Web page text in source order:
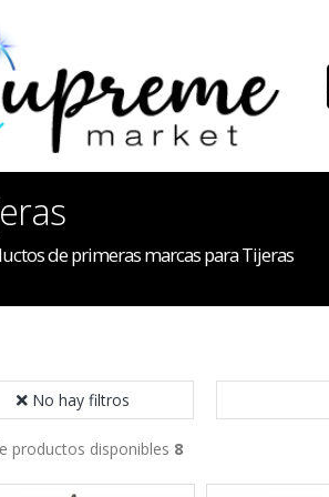
de primeras marcas para Tijeras
No hay filtros
productos disponibles 8